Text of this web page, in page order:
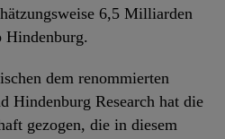
6,5 Milliarden
Hindenburg.
dem renommierten
Hindenburg Research hat die
gezogen, die in diesem